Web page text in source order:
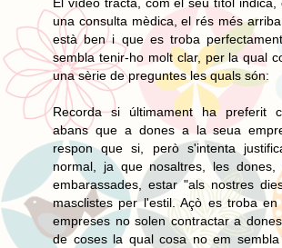
una consulta mèdica, el rés més
està ben i que es troba
sembla tenir-ho molt clar, per la qual
una sèrie de preguntes les quals són:
Recorda si últimament ha preferit
abans que a dones a la seua
respon que si, però s'intenta
normal, ja que nosaltres, les dones,
embarassades, estar "als nostres
masclistes per l'estil. Açò es troba en
empreses no solen contractar a
de coses la qual cosa no em